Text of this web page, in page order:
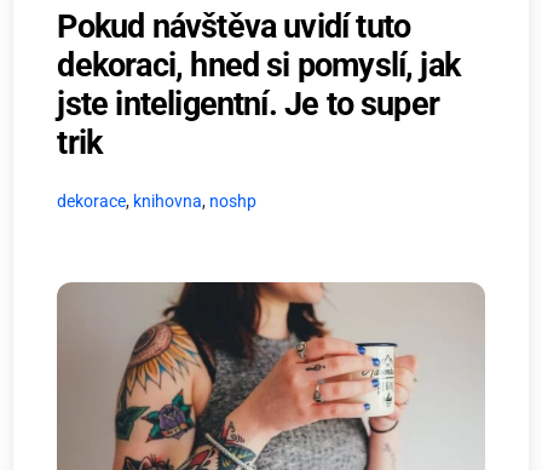
Pokud návštěva uvidí tuto
dekoraci, hned si pomyslí, jak
jste inteligentní. Je to super
trik
dekorace, knihovna, noshp